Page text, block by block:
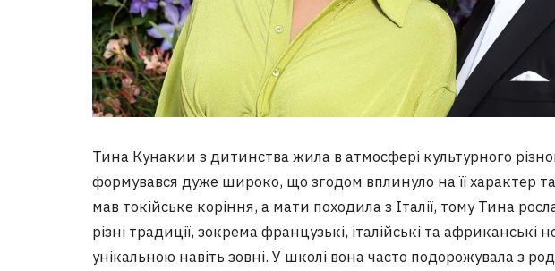
Тина Кунакии з дитинства жила в атмосфері культурного
формувався дуже широко, що згодом вплинуло на її характер та
мав токійське коріння, а мати походила з Італії, тому Тина
різні традиції, зокрема французькі, італійські та африканські
унікальною навіть зовні. У школі вона часто подорожувала з